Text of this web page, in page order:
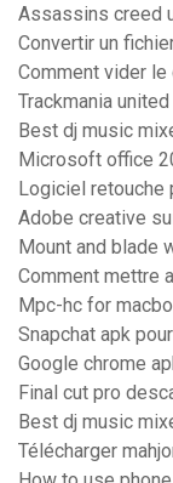
Assassins creed
Convertir un
Comment vider le
Trackmania
Best dj music
Microsoft office
Logiciel retouche
Adobe creative
Mount and blade
Comment mettre
Mpc-hc for
Snapchat apk
Google chrome
Final cut pro
Best dj music
Télécharger